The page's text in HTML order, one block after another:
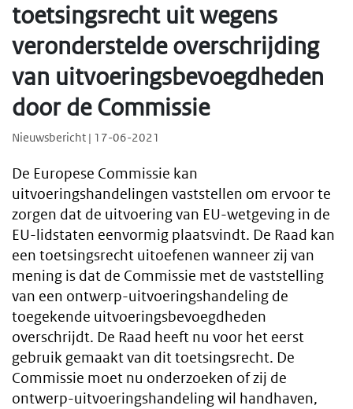
toetsingsrecht uit wegens
veronderstelde overschrijding
van uitvoeringsbevoegdheden
door de Commissie
Nieuwsbericht | 17-06-2021
De Europese Commissie kan
uitvoeringshandelingen vaststellen om ervoor te
zorgen dat de uitvoering van EU-wetgeving in de
EU-lidstaten eenvormig plaatsvindt. De Raad kan
een toetsingsrecht uitoefenen wanneer zij van
mening is dat de Commissie met de vaststelling
van een ontwerp-uitvoeringshandeling de
toegekende uitvoeringsbevoegdheden
overschrijdt. De Raad heeft nu voor het eerst
gebruik gemaakt van dit toetsingsrecht. De
Commissie moet nu onderzoeken of zij de
ontwerp-uitvoeringshandeling wil handhaven,